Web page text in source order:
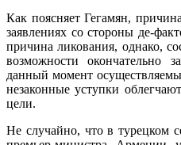
Как поясняет Гегамян,
заявлениях со стороны де-
причина ликования, однако,
возможности
данный момент
незаконные уступки
цели.
Не случайно, что в турецком